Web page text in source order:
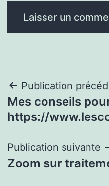
Navigation
de
Publication
Mes conseils
https://
Publication suivante
Zoom sur